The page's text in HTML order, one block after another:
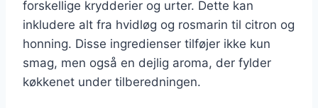
forskellige krydderier og urter. Dette kan
inkludere alt fra hvidløg og rosmarin til citron og
honning. Disse ingredienser tilføjer ikke kun
smag, men også en dejlig aroma, der fylder
køkkenet under tilberedningen.